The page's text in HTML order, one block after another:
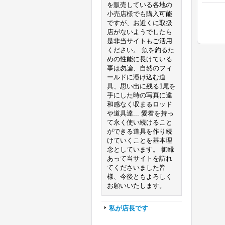
を販売している各地の
小売店様でも購入可能
ですが、お近くに取扱
店がないようでしたら
是非当サイトもご活用
ください。 魚を釣るた
めの性能に長けている
事は勿論、自然のフィ
ールドに溶け込む道
具、思い出に残る1尾を
手にした時の写真に違
和感なく収まるロッド
や道具達... 愛着を持っ
て永く使い続けること
ができる道具を作り続
けていくことを基本理
念としています。 御縁
あって当サイトを訪れ
てくださいました皆
様、今後ともよろしく
お願いいたします。
私が店長です